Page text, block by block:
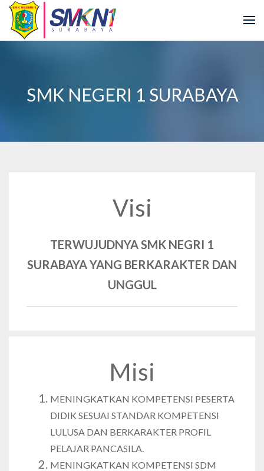
SMK NEGERI 1 SURABAYA
Visi
TERWUJUDNYA SMK NEGRI 1
SURABAYA YANG BERKARAKTER DAN
UNGGUL
Misi
MENINGKATKAN KOMPETENSI PESERTA
DIDIK SESUAI STANDAR KOMPETENSI
LULUSA DAN BERKARAKTER PROFIL
PELAJAR PANCASILA.
MENINGKATKAN KOMPETENSI SDM